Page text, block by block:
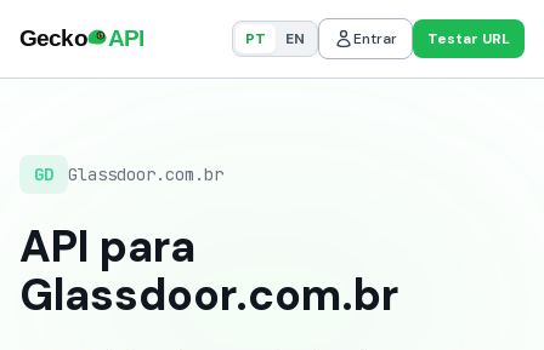
PT EN Entrar Testar URL
GD Glassdoor.com.br
API para
Glassdoor.com.br